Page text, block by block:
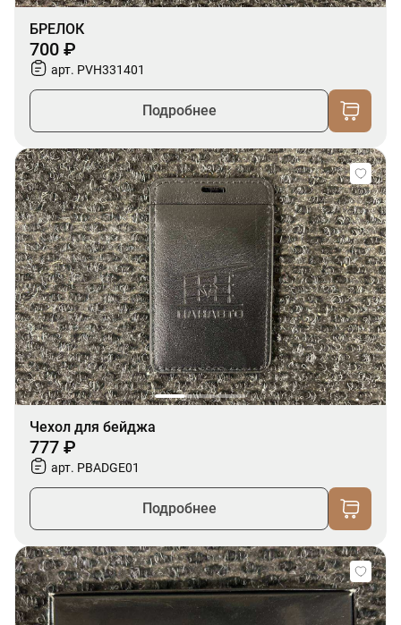
БРЕЛОК
700 ₽
арт. PVH331401
Подробнее
Чехол для бейджа
777 ₽
арт. PBADGE01
Подробнее